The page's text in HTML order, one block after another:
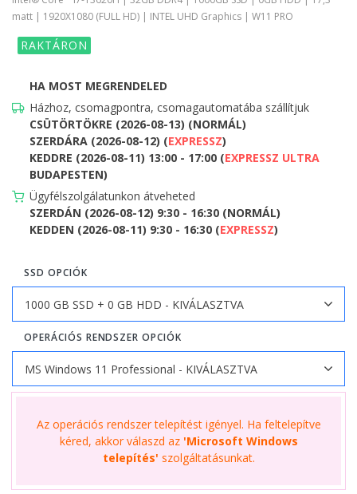
matt | 1920X1080 (FULL HD) | INTEL UHD Graphics | W11 PRO
RAKTÁRON
HA MOST MEGRENDELED
Házhoz, csomagpontra, csomagautomatába szállítjuk
CSÜTÖRTÖKRE (2026-08-13) (NORMÁL)
SZERDÁRA (2026-08-12) (EXPRESSZ)
KEDDRE (2026-08-11) 13:00 - 17:00 (EXPRESSZ ULTRA
BUDAPESTEN)
Ügyfélszolgálatunkon átveheted
SZERDÁN (2026-08-12) 9:30 - 16:30 (NORMÁL)
KEDDEN (2026-08-11) 9:30 - 16:30 (EXPRESSZ)
SSD OPCIÓK
OPERÁCIÓS RENDSZER OPCIÓK
Az operációs rendszer telepítést igényel. Ha feltelepítve
kéred, akkor válaszd az 'Microsoft Windows
telepítés' szolgáltatásunkat.